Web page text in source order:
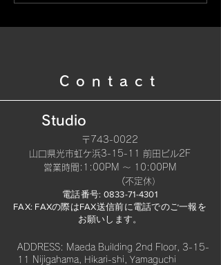
Contact
Studio
〒743-0022
山口県光市虹ケ浜3-15-11 前田ビル2F
​営業時間:1:00PM 〜 10:00PM
(不定休）
電話番号: 0833-71-4301
FAX: FAXの際はFAX送信前に電話でのご一報を
お願いします。​
ADDRESS: Maeda Building 2nd Floor, 3-15-
11 Nijigahama, Hikari-shi, Yamaguchi